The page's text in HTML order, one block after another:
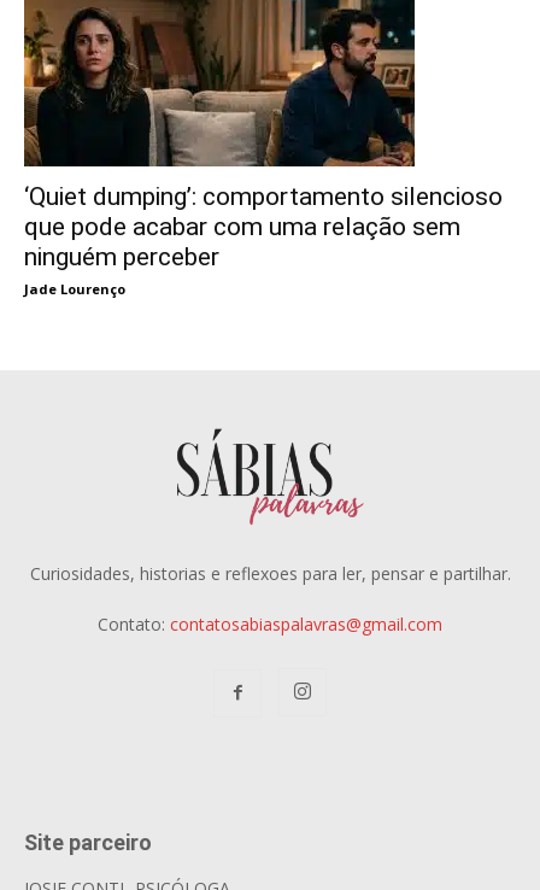
‘Quiet dumping’: comportamento silencioso
que pode acabar com uma relação sem
ninguém perceber
Jade Lourenço
Curiosidades, historias e reflexoes para ler, pensar e partilhar.
Contato: contatosabiaspalavras@gmail.com
Site parceiro